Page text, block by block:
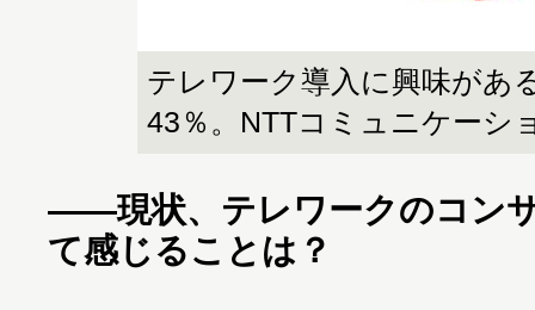
テレワーク導入に興味があ
43％。NTTコミュニケーシ
――現状、テレワークのコン
て感じることは？